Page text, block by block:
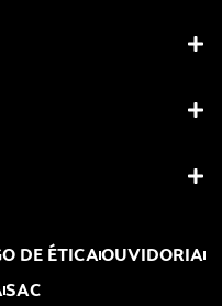
DE ÉTICAOUVIDORIA
SAC